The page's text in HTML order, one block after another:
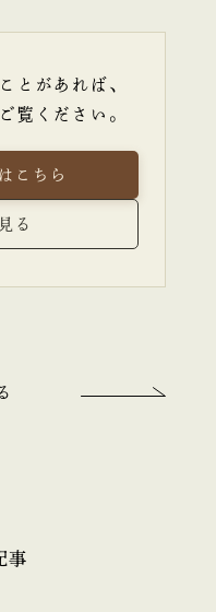
とがあれば、
覧ください。
こちら
る
事